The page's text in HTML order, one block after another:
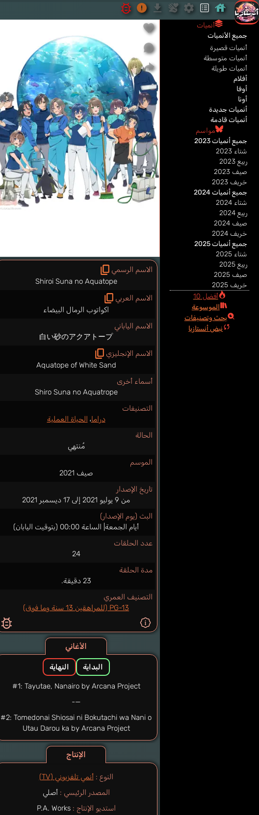
الاسم الرسمي
Shiroi Suna no Aquatope
الاسم العربي
اكواتوب الرمال البيضاء
الاسم الياباني
白い砂のアクアトープ
الاسم الإنجليزي
Aquatope of White Sand
أسماء أخرى
Shiro Suna no Aquatrope
التصنيفات
دراما، الحياة العملية
الحالة
مُنتهي
الموسم
صيف 2021
تاريخ الإصدار
من 9 يوليو 2021 إلى 17 ديسمبر 2021
البث (يوم الإصدار)
أيام الجمعة| الساعة 00:00 (بتوقيت اليابان)
عدد الحلقات
24
مدة الحلقة
23 دقيقة.
التصنيف العمري
PG-13 (للمراهقين 13 سنة وما فوق)
الأغاني
البداية النهاية
#1: Tayutae, Nanairo by Arcana Project
—-
#2: Tomedonai Shiosai ni Bokutachi wa Nani o
Utau Darou ka by Arcana Project
الإنتاج
النوع :أنمي تلفزيوني (TV)
المصدر الرئيسي : أصلي
استديو الإنتاج : P.A. Works
أنميات
جميع الأنميات
أنميات قصيرة
أنميات متوسطة
أنميات طويلة
أفلام
أوفا
أونا
أنميات جديدة
أنميات قادمة
مواسم
جميع أنميات 2023
شتاء 2023
ربيع 2023
صيف 2023
خريف 2023
جميع أنميات 2024
شتاء 2024
ربيع 2024
صيف 2024
خريف 2024
جميع أنميات 2025
شتاء 2025
ربيع 2025
صيف 2025
خريف 2025
أفضل 10
الموسوعة
بحث وتصنيفات
نبض أنستازيا